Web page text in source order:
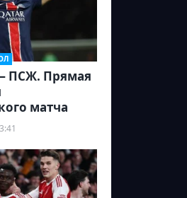
ПСЖ. Прямая
матча